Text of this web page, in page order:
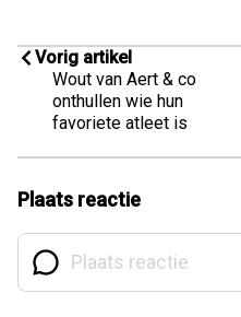
Vorig artikel
Wout van Aert & co
onthullen wie hun
favoriete atleet is
Plaats reactie